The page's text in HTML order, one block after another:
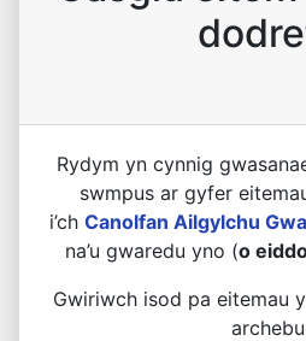
Rydym yn cynnig
swmpus ar gyfer
i’ch Canolfan Ailgylchu
na’u gwaredu yno (o
Gwiriwch isod pa eitemau